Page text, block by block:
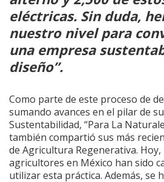
eléctricas. Sin duda,
nuestro nivel para
una empresa
diseño”.
Como parte de este proceso de
sumando avances en el pilar de
Sustentabilidad, “Para La
también compartió sus más
de Agricultura Regenerativa. Hoy,
agricultores en México han sido
utilizar esta práctica. Además, se